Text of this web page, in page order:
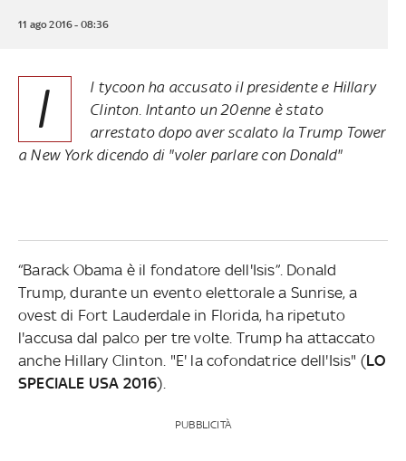
11 ago 2016 - 08:36
I
l tycoon ha accusato il presidente e Hillary
Clinton. Intanto un 20enne è stato
arrestato dopo averscalato la Trump Tower
a New Yorkdicendo di "voler parlare con Donald"
“Barack Obama è il fondatore dell'Isis”. Donald
Trump, durante un evento elettorale a Sunrise, a
ovest di Fort Lauderdale in Florida, ha ripetuto
l'accusa dal palco per tre volte. Trump ha attaccato
anche Hillary Clinton. "E' la cofondatrice dell'Isis" (LO
SPECIALE USA 2016).
PUBBLICITÀ